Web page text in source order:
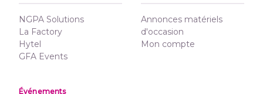
NGPA Solutions
La Factory
Hytel
GFA Events
Annonces matériels
d'occasion
Mon compte
Événements